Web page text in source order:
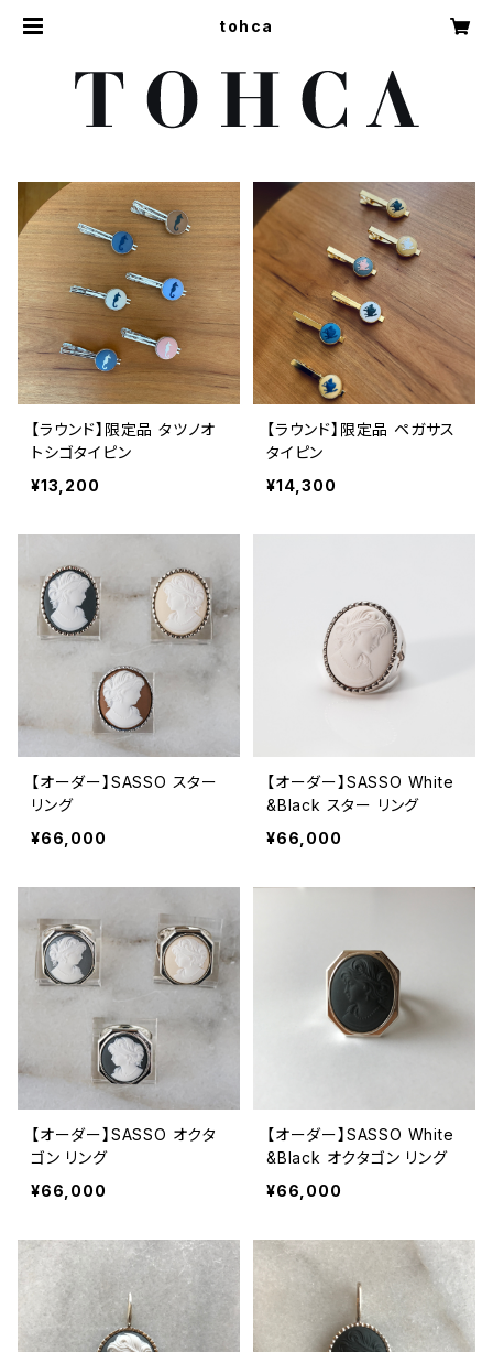
tohca
【ラウンド】限定品 タツノオ
トシゴタイピン
¥13,200
【ラウンド】限定品 ペガサス
タイピン
¥14,300
【オーダー】SASSO スター
リング
¥66,000
【オーダー】SASSO White
&Black スター リング
¥66,000
【オーダー】SASSO オクタ
ゴン リング
¥66,000
【オーダー】SASSO White
&Black オクタゴン リング
¥66,000